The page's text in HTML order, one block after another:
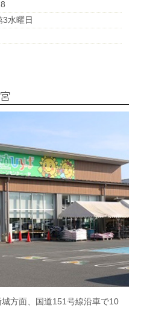
数料一覧
窓口相談会
事故相談連絡
針・基本方針等
ント制度のご案内
トの貯め方、使い方
ント制度のご案内
3水曜日
方面、国道151号線沿車で10